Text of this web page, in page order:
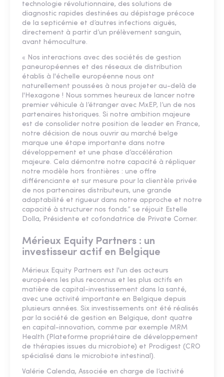
technologie révolutionnaire, des solutions de
diagnostic rapides destinées au dépistage précoce
de la septicémie et d’autres infections aiguës,
directement à partir d’un prélèvement sanguin,
avant hémoculture.
« Nos interactions avec des sociétés de gestion
paneuropéennes et des réseaux de distribution
établis à l'échelle européenne nous ont
naturellement poussées à nous projeter au-delà de
l'Hexagone ! Nous sommes heureux de lancer notre
premier véhicule à l’étranger avec MxEP, l’un de nos
partenaires historiques. Si notre ambition majeure
est de consolider notre position de leader en France,
notre décision de nous ouvrir au marché belge
marque une étape importante dans notre
développement et une phase d’accélération
majeure. Cela démontre notre capacité à répliquer
notre modèle hors frontières : une offre
différenciante et sur mesure pour la clientèle privée
de nos partenaires distributeurs, une grande
adaptabilité et rigueur dans notre approche et notre
capacité à structurer nos fonds.” se réjouit Estelle
Dolla, Présidente et cofondatrice de Private Corner.
Mérieux Equity Partners : un
investisseur actif en Belgique
Mérieux Equity Partners est l'un des acteurs
européens les plus reconnus et les plus actifs en
matière de capital-investissement dans la santé,
avec une activité importante en Belgique depuis
plusieurs années. Six investissements ont été réalisés
par la société de gestion en Belgique, dont quatre
en capital-innovation, comme par exemple MRM
Health (Plateforme propriétaire de développement
de thérapies issues du microbiote) et Prodigest (CRO
spécialisé dans le microbiote intestinal).
Valérie Calenda, Associée en charge de l’activité